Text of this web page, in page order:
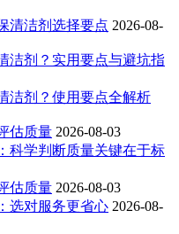
清洁剂选择要点 2026-08-
洁剂？实用要点与避坑指
洁剂？使用要点全解析
估质量 2026-08-03
科学判断质量关键在于标
估质量 2026-08-03
选对服务更省心 2026-08-